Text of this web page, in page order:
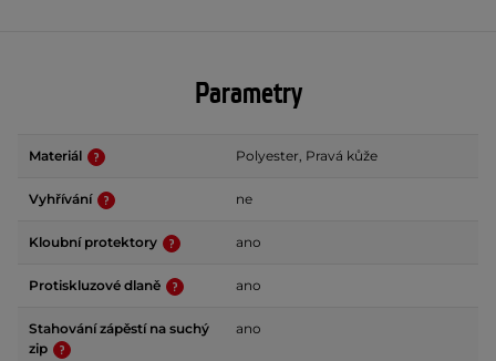
Parametry
Materiál Polyester, Pravá kůže
Vyhřívání ne
Kloubní protektory ano
Protiskluzové dlaně ano
Stahování zápěstí na suchý
zip
ano